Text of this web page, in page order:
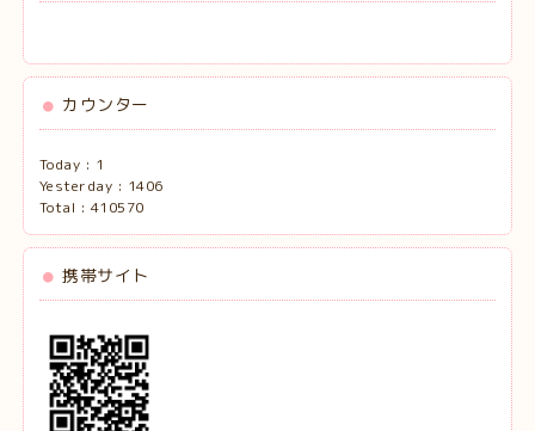
カウンター
Today : 1
Yesterday : 1406
Total : 410570
携帯サイト